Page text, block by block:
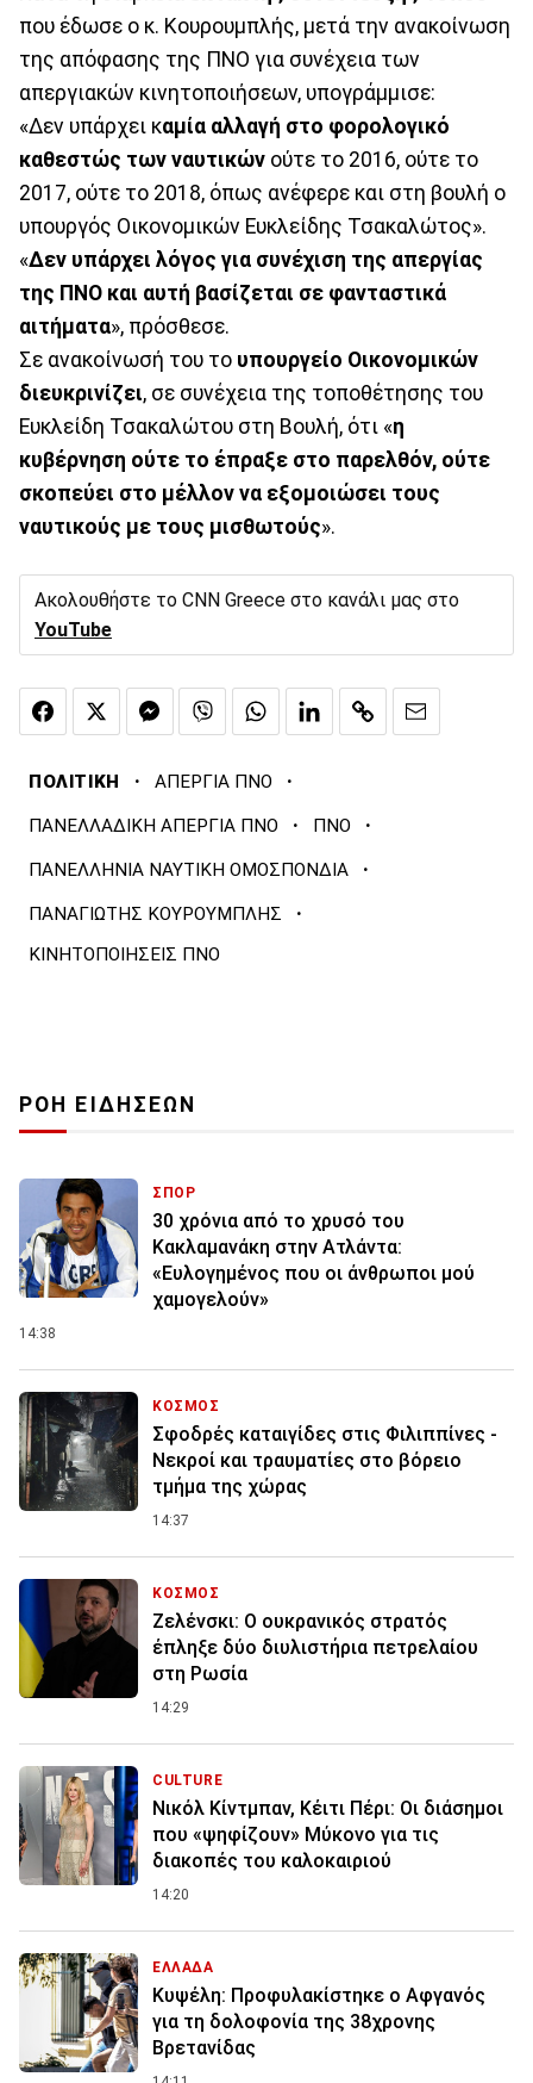
που έδωσε ο κ. Κουρουμπλής, μετά την ανακοίνωση
της απόφασης της ΠΝΟ για συνέχεια των
απεργιακών κινητοποιήσεων, υπογράμμισε:
«Δεν υπάρχει καμία αλλαγή στο φορολογικό
καθεστώς των ναυτικών ούτε το 2016, ούτε το
2017, ούτε το 2018, όπως ανέφερε και στη βουλή ο
υπουργός Οικονομικών Ευκλείδης Τσακαλώτος».
«Δεν υπάρχει λόγος για συνέχιση της απεργίας
της ΠΝΟ και αυτή βασίζεται σε φανταστικά
αιτήματα», πρόσθεσε.
Σε ανακοίνωσή του το υπουργείο Οικονομικών
διευκρινίζει, σε συνέχεια της τοποθέτησης του
Ευκλείδη Τσακαλώτου στη Βουλή, ότι «η
κυβέρνηση ούτε το έπραξε στο παρελθόν, ούτε
σκοπεύει στο μέλλον να εξομοιώσει τους
ναυτικούς με τους μισθωτούς».
Ακολουθήστε το CNN Greece στο κανάλι μας στο
YouTube
ΠΟΛΙΤΙΚΗ · ΑΠΕΡΓΙΑ ΠΝΟ ·
ΠΑΝΕΛΛΑΔΙΚΗ ΑΠΕΡΓΙΑ ΠΝΟ · ΠΝΟ ·
ΠΑΝΕΛΛΗΝΙΑ ΝΑΥΤΙΚΗ ΟΜΟΣΠΟΝΔΙΑ ·
ΠΑΝΑΓΙΩΤΗΣ ΚΟΥΡΟΥΜΠΛΗΣ ·
ΚΙΝΗΤΟΠΟΙΗΣΕΙΣ ΠΝΟ
ΡΟΗ ΕΙΔΗΣΕΩΝ
ΣΠΟΡ
30 χρόνια από το χρυσό του
Κακλαμανάκη στην Ατλάντα:
«Ευλογημένος που οι άνθρωποι μού
χαμογελούν»
14:38
ΚΟΣΜΟΣ
Σφοδρές καταιγίδες στις Φιλιππίνες -
Νεκροί και τραυματίες στο βόρειο
τμήμα της χώρας
14:37
ΚΟΣΜΟΣ
Ζελένσκι: O ουκρανικός στρατός
έπληξε δύο διυλιστήρια πετρελαίου
στη Ρωσία
14:29
CULTURE
Νικόλ Κίντμπαν, Κέιτι Πέρι: Οι διάσημοι
που «ψηφίζουν» Μύκονο για τις
διακοπές του καλοκαιριού
14:20
ΕΛΛΑΔΑ
Κυψέλη: Προφυλακίστηκε ο Αφγανός
για τη δολοφονία της 38χρονης
Βρετανίδας